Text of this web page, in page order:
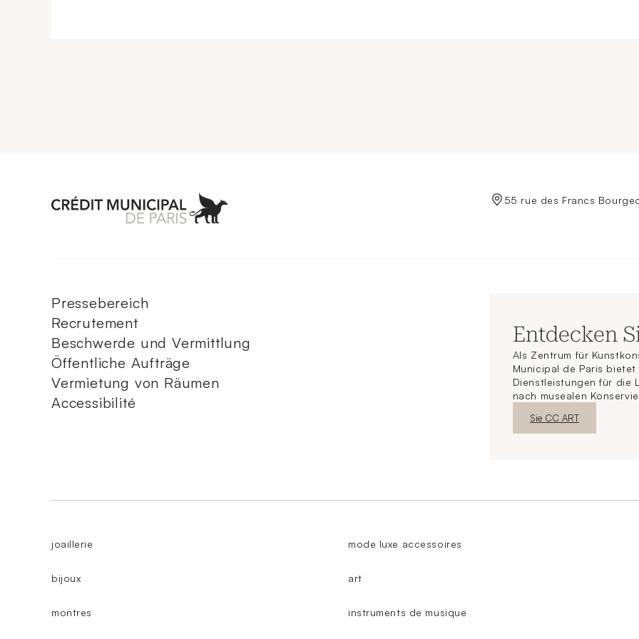
Aller à l'accueil de Crédit Municipal de Paris 55 rue des Francs
Pressebereich
Recrutement
Beschwerde und Vermittlung
Öffentliche Aufträge
Vermietung von Räumen
Accessibilité
Entdecken
Als Zentrum für
Municipal de Paris
Dienstleistungen für die
nach musealen
Neues FensterEntdecken
Sie CC ART
joaillerie
bijoux
montres
mode luxe accessoires
art
instruments de musique